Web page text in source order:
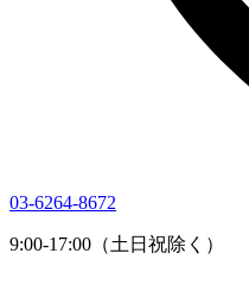
03-6264-8672
9:00-17:00（土日祝除く）